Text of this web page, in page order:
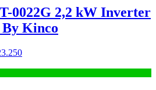
0022G 2,2 kW Inverter
Kinco